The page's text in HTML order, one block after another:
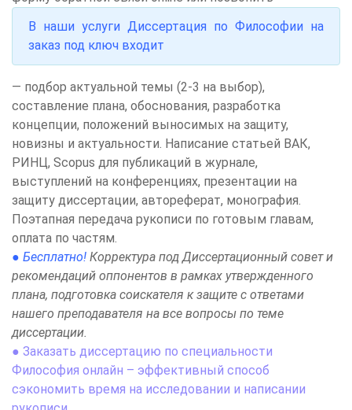
В наши услуги Диссертация по Философии на
заказ под ключ входит
— подбор актуальной темы (2-3 на выбор),
составление плана, обоснования, разработка
концепции, положений выносимых на защиту,
новизны и актуальности. Написание статьей ВАК,
РИНЦ, Scopus для публикаций в журнале,
выступлений на конференциях, презентации на
защиту диссертации, автореферат, монография.
Поэтапная передача рукописи по готовым главам,
оплата по частям.
● Бесплатно! Корректура под Диссертационный совет и
рекомендаций оппонентов в рамках утвержденного
плана, подготовка соискателя к защите с ответами
нашего преподавателя на все вопросы по теме
диссертации.
● Заказать диссертацию по специальности
Философия онлайн – эффективный способ
сэкономить время на исследовании и написании